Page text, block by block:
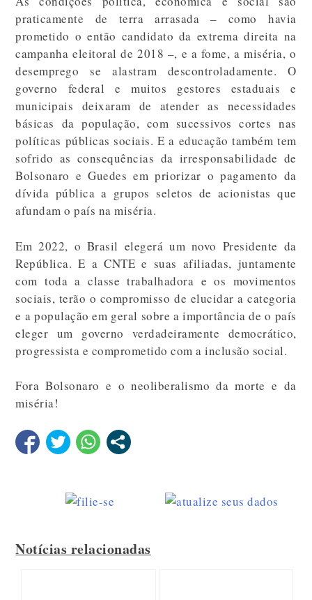
praticamente de terra arrasada – como havia
prometido o então candidato da extrema direita na
campanha eleitoral de 2018 –, e a fome, a miséria, o
desemprego se alastram descontroladamente. O
governo federal e muitos gestores estaduais e
municipais deixaram de atender as necessidades
básicas da população, com sucessivos cortes nas
políticas públicas sociais. E a educação também tem
sofrido as consequências da irresponsabilidade de
Bolsonaro e Guedes em priorizar o pagamento da
dívida pública a grupos seletos de acionistas que
afundam o país na miséria.
Em 2022, o Brasil elegerá um novo Presidente da
República. E a CNTE e suas afiliadas, juntamente
com toda a classe trabalhadora e os movimentos
sociais, terão o compromisso de elucidar a categoria
e a população em geral sobre a importância de o país
eleger um governo verdadeiramente democrático,
progressista e comprometido com a inclusão social.
Fora Bolsonaro e o neoliberalismo da morte e da
miséria!
Notícias relacionadas